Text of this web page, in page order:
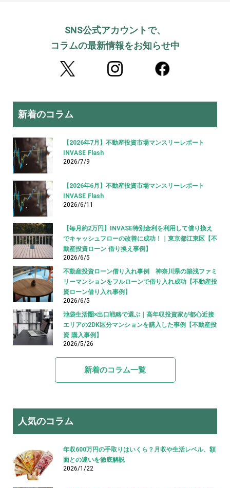
SNS公式アカウントで、
コラムの最新情報をお知らせ中
新着のコラム
【2026年7月】不動産投資市場マンスリーレポート
INVASE Flash
2026/7/9
【2026年6月】不動産投資市場マンスリーレポート
INVASE Flash
2026/6/11
【毎月約2万円】INVASE特別金利を利用して借り換え
でキャッシュフローの改善に成功！｜東京都江東区【不
動産投資ローン 借り換え事例】
2026/6/5
不動産投資ローン借り入れ事例 神奈川県の築浅ファミ
リーマンションをフルローンで借り入れ成功【不動産投
資ローン借り入れ事例】
2026/6/5
池袋生活圏×出口戦略で選ぶ｜高年収投資家が都心近接
エリアの2DK区分マンションを購入した事例【不動産投
資 購入事例】
2026/5/26
新着のコラム一覧
人気のコラム
年収600万円の手取りはいくら？月収や生活レベル、額
面との違いを徹底解説
2026/1/22